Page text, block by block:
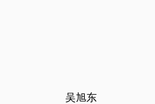
吴旭东